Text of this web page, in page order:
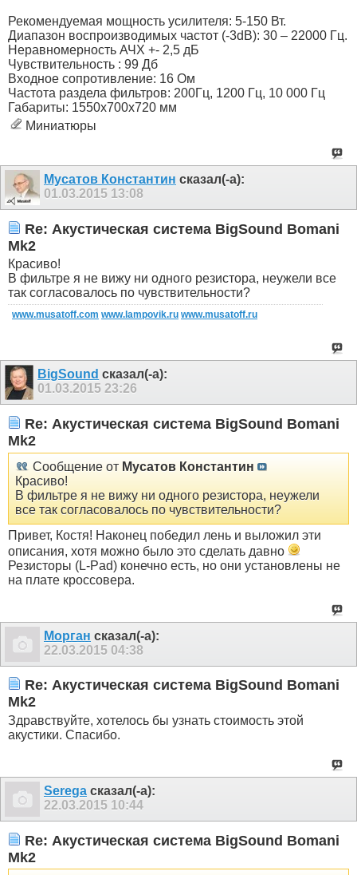
Рекомендуемая мощность усилителя: 5-150 Вт.
Диапазон воспроизводимых частот (-3dB): 30 – 22000 Гц.
Неравномерность АЧХ +- 2,5 дБ
Чувствительность : 99 Дб
Входное сопротивление: 16 Ом
Частота раздела фильтров: 200Гц, 1200 Гц, 10 000 Гц
Габариты: 1550х700х720 мм
Миниатюры
Мусатов Константин сказал(-а):
01.03.2015 13:08
Re: Акустическая система BigSound Bomani
Mk2
Красиво!
В фильтре я не вижу ни одного резистора, неужели все
так согласовалось по чувствительности?
www.musatoff.com www.lampovik.ru www.musatoff.ru
BigSound сказал(-а):
01.03.201523:26
Re: Акустическая система BigSound Bomani
Mk2
Сообщение от Мусатов Константин
Красиво!
В фильтре я не вижу ни одного резистора, неужели
все так согласовалось по чувствительности?
Привет, Костя! Наконец победил лень и выложил эти
описания, хотя можно было это сделать давно
Резисторы (L-Pad) конечно есть, но они установлены не
на плате кроссовера.
Морган сказал(-а):
22.03.2015 04:38
Re: Акустическая система BigSound Bomani
Mk2
Здравствуйте, хотелось бы узнать стоимость этой
акустики. Спасибо.
Serega сказал(-а):
22.03.2015 10:44
Re: Акустическая система BigSound Bomani
Mk2